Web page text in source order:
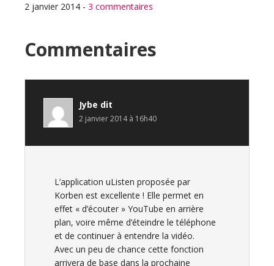
2 janvier 2014 - 3 commentaires
Interactions
du
lecteur
Commentaires
Jybe dit
2 janvier 2014 à 16h40
L’application uListen proposée par
Korben est excellente ! Elle permet en
effet « d’écouter » YouTube en arrière
plan, voire même d’éteindre le téléphone
et de continuer à entendre la vidéo.
Avec un peu de chance cette fonction
arrivera de base dans la prochaine